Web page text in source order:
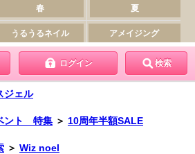
ログイン 検索
ジェル
ント 特集 ＞ 10周年半額SALE
＞ Wiz noel